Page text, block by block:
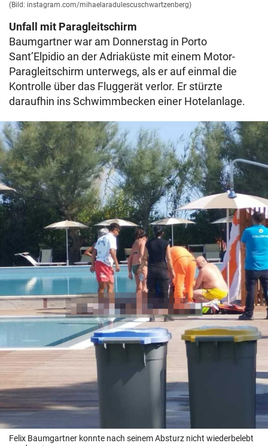
(Bild: instagram.com/mihaelaradulescuschwartzenberg)
Unfall mit Paragleitschirm
Baumgartner war am Donnerstag in Porto
Sant’Elpidio an der Adriaküste mit einem Motor-
Paragleitschirm unterwegs, als er auf einmal die
Kontrolle über das Fluggerät verlor. Er stürzte
daraufhin ins Schwimmbecken einer Hotelanlage.
Felix Baumgartner konnte nach seinem Absturz nicht wiederbelebt